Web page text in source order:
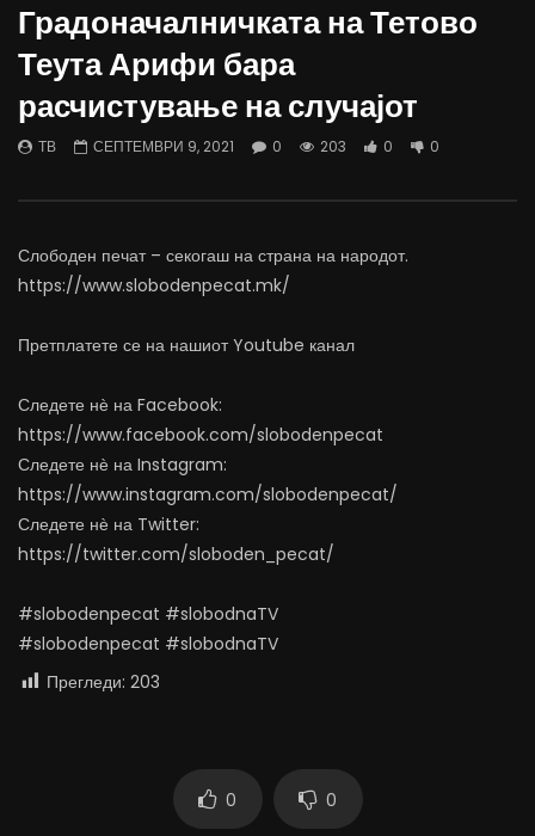
10:25
06.08.2026
АВГУСТ 6, 2026
Протест на
Министерство за
АВГУСТ 6, 2026
Градоначалничката на Тетово
Теута Арифи бара
расчистување на случајот
ТВ СЕПТЕМВРИ 9, 2021 0 203 0 0
Слободен печат – секогаш на страна на народот.
https://www.slobodenpecat.mk/
Претплатете се на нашиот Youtube канал
Следете нѐ на Facebook:
https://www.facebook.com/slobodenpecat
Следете нѐ на Instagram:
https://www.instagram.com/slobodenpecat/
Следете нѐ на Twitter:
https://twitter.com/sloboden_pecat/
#slobodenpecat #slobodnaTV
#slobodenpecat #slobodnaTV
Прегледи: 203
0 0